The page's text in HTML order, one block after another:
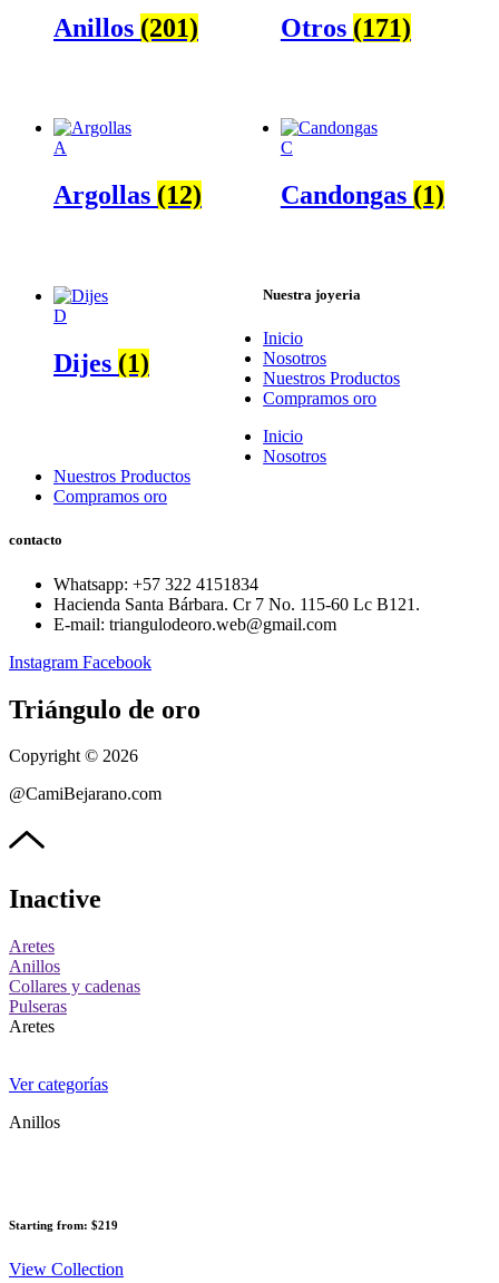
Anillos (201) Otros (171)
A
Argollas (12)
C
Candongas (1)
D
Dijes (1)
Nuestra joyeria
Inicio
Nosotros
Nuestros Productos
Compramos oro
Inicio
Nosotros
Nuestros Productos
Compramos oro
contacto
Whatsapp: ‪+57 322 4151834‬
Hacienda Santa Bárbara. Cr 7 No. 115-60 Lc B121.
E-mail: triangulodeoro.web@gmail.com
Instagram Facebook
Triángulo de oro
Copyright © 2026
@CamiBejarano.com
Inactive
Aretes
Anillos
Collares y cadenas
Pulseras
Aretes
Ver categorías
Anillos
Starting from: $219
View Collection